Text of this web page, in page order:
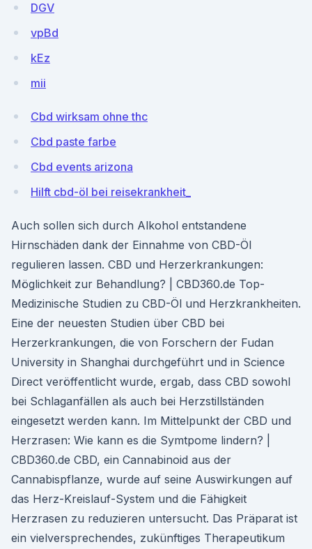
DGV
vpBd
kEz
mii
Cbd wirksam ohne thc
Cbd paste farbe
Cbd events arizona
Hilft cbd-öl bei reisekrankheit_
Auch sollen sich durch Alkohol entstandene
Hirnschäden dank der Einnahme von CBD-Öl
regulieren lassen. CBD und Herzerkrankungen:
Möglichkeit zur Behandlung? | CBD360.de Top-
Medizinische Studien zu CBD-Öl und Herzkrankheiten.
Eine der neuesten Studien über CBD bei
Herzerkrankungen, die von Forschern der Fudan
University in Shanghai durchgeführt und in Science
Direct veröffentlicht wurde, ergab, dass CBD sowohl
bei Schlaganfällen als auch bei Herzstillständen
eingesetzt werden kann. Im Mittelpunkt der CBD und
Herzrasen: Wie kann es die Symtpome lindern? |
CBD360.de CBD, ein Cannabinoid aus der
Cannabispflanze, wurde auf seine Auswirkungen auf
das Herz-Kreislauf-System und die Fähigkeit
Herzrasen zu reduzieren untersucht. Das Präparat ist
ein vielversprechendes, zukünftiges Therapeutikum